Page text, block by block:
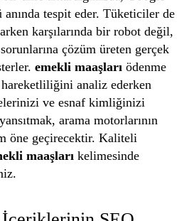
anında tespit eder. Tüketiciler de
karşılarında bir robot değil,
çözüm üreten gerçek
emekli maaşlarıödenme
analiz ederken
ve esnaf kimliğinizi
arama motorlarının
öne geçirecektir. Kaliteli
maaşlarıkelimesinde